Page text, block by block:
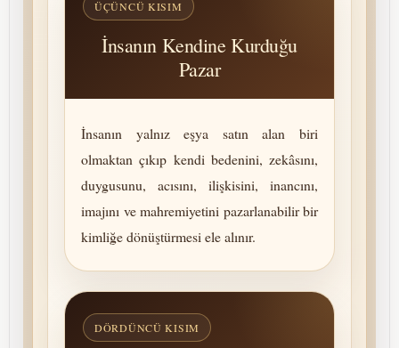
ÜÇÜNCÜ KISIM
İnsanın Kendine Kurduğu
Pazar
İnsanın yalnız eşya satın alan biri
olmaktan çıkıp kendi bedenini, zekâsını,
duygusunu, acısını, ilişkisini, inancını,
imajını ve mah­re­mi­yetini pazarlanabilir bir
kimliğe dönüştürmesi ele alınır.
DÖRDÜNCÜ KISIM